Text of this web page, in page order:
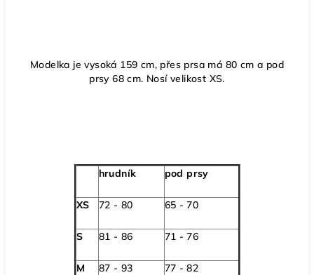
Modelka je vysoká 159 cm, přes prsa má 80 cm a pod
prsy 68 cm. Nosí velikost XS.
hrudník pod prsy
XS 72 - 80 65 - 70
S 81 - 86 71 - 76
M 87 - 93 77 - 82